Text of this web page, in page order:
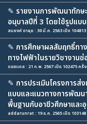
✎ รายงานการพัฒนาทัก
อนุบาลปีที่ 3 โดยใช้รูปแบ
สมยงค์ ดาผุย : 30 มี.ค. 2563 เปิด
✎ การศึกษาผลสัมฤทธิ์ทา
ทางไฟฟ้าในรายวิชางาน
ดอสแดส : 21 ก.พ. 2567 เปิด 102475 ครั้ง
✎ การประเมินโครงการส่
แบบและแนวทางการพัฒน
พื้นฐานกับอาชีวศึกษาและ
addarunrat : 19 ธ.ค. 2565 เปิด